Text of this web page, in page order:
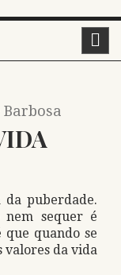
Barbosa
da puberdade.
nem sequer é
quando se
valores da vida